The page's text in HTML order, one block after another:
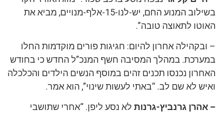
בשילוב המנוע החם, יש-לנו-15-אלף-מנויים, מביא את
האוטו לתאוצה טובה”.
– ובקהילה אחרון להיום: חגיגות פורים מוקדמות החלו
במערכת. במהלך המסיבה חשף המנכ”ל החדש כי בחודש
האחרון נכנסו תכנים זהים במוסף הנשים הילדים והכלכלה
ואיש לא שם לב. “באתי לעשות שינוי”, הוא אמר.
– אהרן גרנביץ-גרנות לא נסע ליפן. “אחרי שתושבי